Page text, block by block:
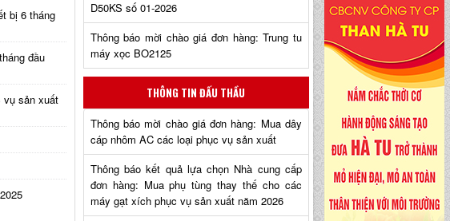
bị 6 tháng
đầu
vụ sản xuất
D50KS số 01-2026
Thông báo mời chào giá đơn hàng: Trung tu
máy xọc BO2125
THÔNG TIN ĐẤU THẦU
Thông báo mời chào giá đơn hàng: Mua dây
cáp nhôm AC các loại phục vụ sản xuất
Thông báo kết quả lựa chọn Nhà cung cấp
đơn hàng: Mua phụ tùng thay thế cho các
máy gạt xích phục vụ sản xuất năm 2026